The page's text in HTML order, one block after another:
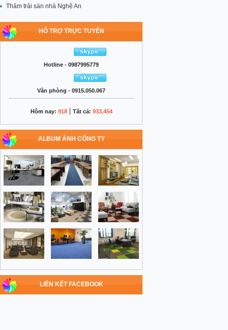
Thảm trải sàn nhà Nghệ An
HỖ TRỢ TRỰC TUYẾN
Hotline - 0987995779
Văn phòng - 0915.050.067
Hôm nay: 918| Tất cả: 933,454
ALBUM ẢNH CÔNG TY
LIÊN KẾT FACEBOOK